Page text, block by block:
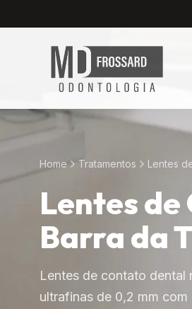
Home Tratamentos Lentes
Lentes
Barra da
Lentes de contato dental
ultrafinas de 0,2 mm